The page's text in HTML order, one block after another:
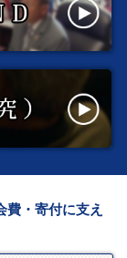
費・寄付に支え